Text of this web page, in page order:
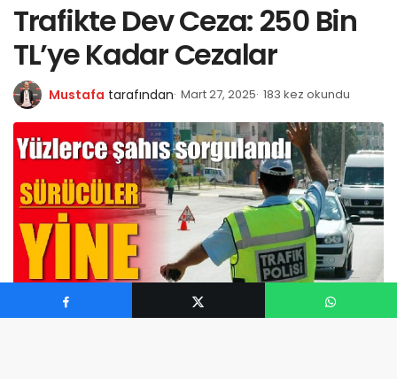
Trafikte Dev Ceza: 250 Bin
TL’ye Kadar Cezalar
Mustafa tarafından Mart 27, 2025 183 kez okundu